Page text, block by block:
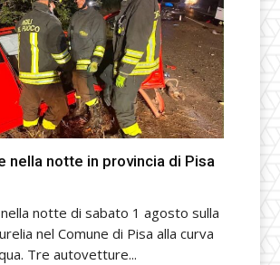
nella notte in provincia di Pisa
notte di sabato 1 agosto sulla
nel Comune di Pisa alla curva
Tre autovetture...